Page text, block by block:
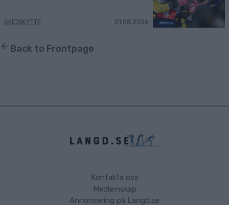
SKIDSKYTTE 01.08.2026
Back to Frontpage
Kontakta oss
Medlemskap
Annonsering på Langd.se